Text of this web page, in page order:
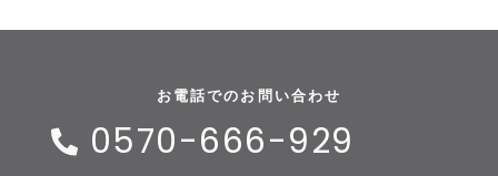
お電話でのお問い合わせ
0570-666-929